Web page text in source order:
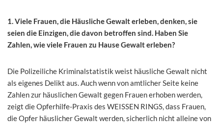
1. Viele Frauen, die Häusliche Gewalt erleben, denken, sie
seien die Einzigen, die davon betroffen sind. Haben Sie
Zahlen, wie viele Frauen zu Hause Gewalt erleben?
Die Polizeiliche Kriminalstatistik weist häusliche Gewalt nicht
als eigenes Delikt aus. Auch wenn von amtlicher Seite keine
Zahlen zur häuslichen Gewalt gegen Frauen erhoben werden,
zeigt die Opferhilfe-Praxis des WEISSEN RINGS, dass Frauen,
die Opfer häuslicher Gewalt werden, sicherlich nicht alleine von